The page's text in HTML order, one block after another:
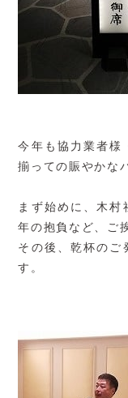
今年も協力業者様
揃っての賑やかな
まず始めに、木村
年の抱負など、ご
その後、乾杯のご
す。